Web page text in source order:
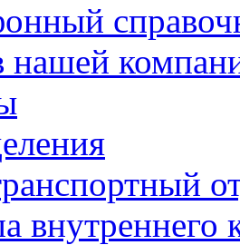
нашей
внутреннего